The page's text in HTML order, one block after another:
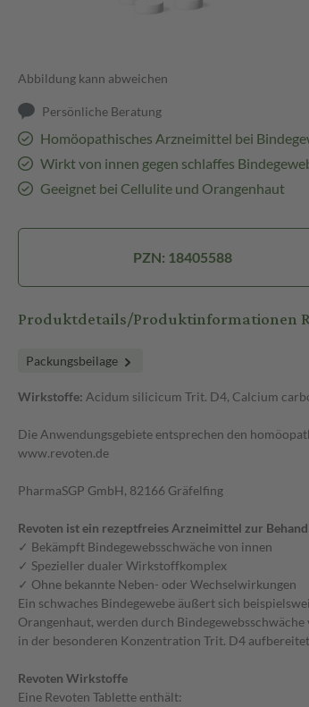
Abbildung kann abweichen
Persönliche Beratung
Homöopathisches Arzneimittel bei
Wirkt von innen gegen schlaffes
Geeignet bei Cellulite und Orangenhaut
PZN: 18405588
Produktdetails/Produktinformationen
Packungsbeilage
Wirkstoffe: Acidum silicicum Trit. D4, Calcium
Die Anwendungsgebiete entsprechen den
www.revoten.de
PharmaSGP GmbH, 82166 Gräfelfing
Revoten ist ein rezeptfreies Arzneimittel zur
✓ Bekämpft Bindegewebsschwäche von innen
✓ Spezieller dualer Wirkstoffkomplex
✓ Ohne bekannte Neben- oder Wechselwirkungen
Ein schwaches Bindegewebe äußert sich
Orangenhaut, werden durch
in der besonderen Konzentration Trit. D4
Revoten Wirkstoffe
Eine Revoten Tablette enthält: